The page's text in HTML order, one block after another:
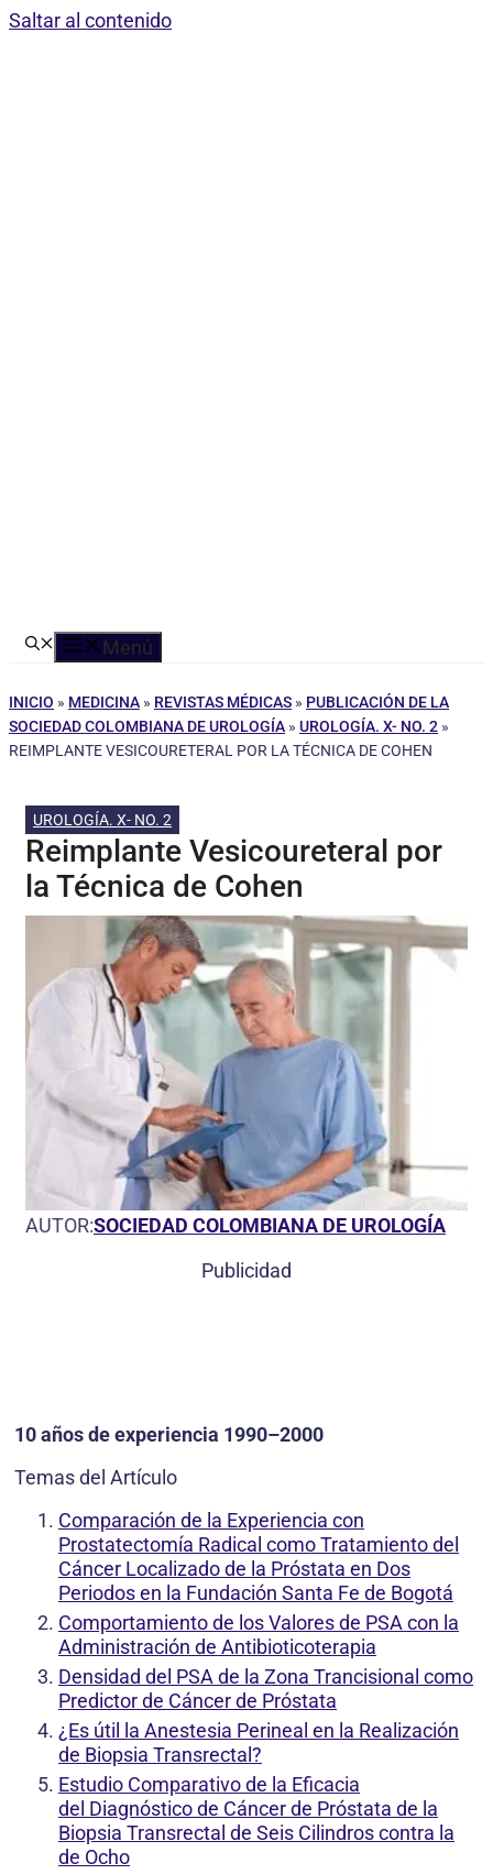
Saltar al contenido
Menú
INICIO » MEDICINA » REVISTAS MÉDICAS » PUBLICACIÓN DE LA
SOCIEDAD COLOMBIANA DE UROLOGÍA » UROLOGÍA. X- NO. 2 »
REIMPLANTE VESICOURETERAL POR LA TÉCNICA DE COHEN
UROLOGÍA. X- NO. 2
Reimplante Vesicoureteral por
la Técnica de Cohen
AUTOR:SOCIEDAD COLOMBIANA DE UROLOGÍA
Publicidad
10 años de experiencia 1990–2000
Temas del Artículo
Comparación de la Experiencia con
Prostatectomía Radical como Tratamiento del
Cáncer Localizado de la Próstata en Dos
Periodos en la Fundación Santa Fe de Bogotá
Comportamiento de los Valores de PSA con la
Administración de Antibioticoterapia
Densidad del PSA de la Zona Trancisional como
Predictor de Cáncer de Próstata
¿Es útil la Anestesia Perineal en la Realización
de Biopsia Transrectal?
Estudio Comparativo de la Eficacia
del Diagnóstico de Cáncer de Próstata de la
Biopsia Transrectal de Seis Cilindros contra la
de Ocho